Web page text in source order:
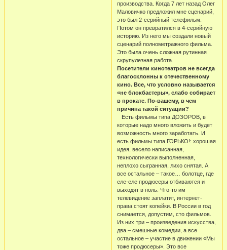
производства. Когда 7 лет назад Олег
Маловичко предложил мне сценарий,
это был 2-серийный телефильм.
Потом он превратился в 4-серийную
историю. Из него мы создали новый
сценарий полнометражного фильма.
Это была очень сложная рутинная
скрупулезная работа.
Посетители кинотеатров не всегда
благосклонны к отечественному
кино. Все, что условно называется
«не блокбастеры», слабо собирает
в прокате. По-вашему, в чем
причина такой ситуации?
Есть фильмы типа ДОЗОРОВ, в
которые надо много вложить и будет
возможность много заработать. И
есть фильмы типа ГОРЬКО!: хорошая
идея, весело написанная,
технологически выполненная,
неплохо сыгранная, лихо снятая. А
все остальное – такое… болотце, где
еле-еле продюсеры отбиваются и
выходят в ноль. Что-то им
телевидение заплатит, интернет-
права стоят копейки. В России в год
снимается, допустим, сто фильмов.
Из них три – произведения искусства,
два – смешные комедии, а все
остальное – участие в движении «Мы
тоже продюсеры». Это все